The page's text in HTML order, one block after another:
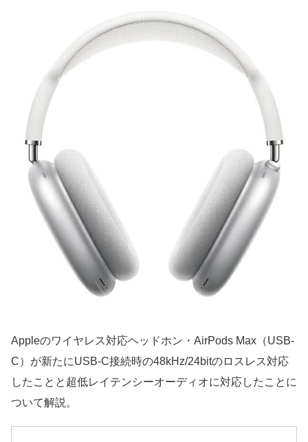
Appleのワイヤレス対応ヘッドホン・AirPods Max（USB-
C）が新たにUSB-C接続時の48kHz/24bitのロスレス対応
したことと超低レイテンシーオーディオに対応したことに
ついて解説。